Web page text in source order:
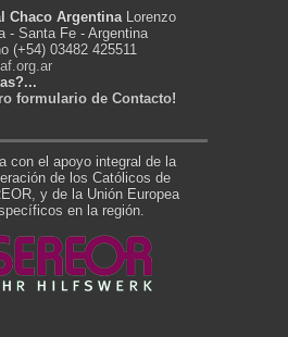
Chaco Argentina Lorenzo
- Santa Fe - Argentina
(+54) 03482 425511
formulario de Contacto!
con el apoyo integral de la
de los Católicos de
y de la Unión Europea
en la región.